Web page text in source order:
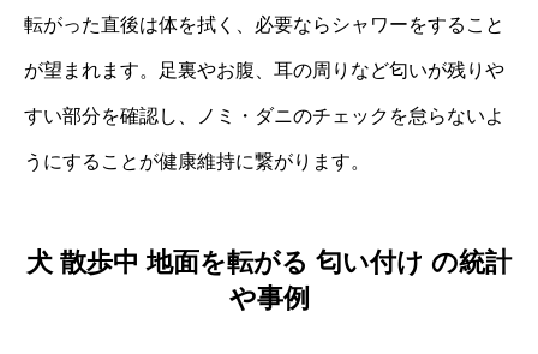
転がった直後は体を拭く、必要ならシャワーをすること
が望まれます。足裏やお腹、耳の周りなど匂いが残りや
すい部分を確認し、ノミ・ダニのチェックを怠らないよ
うにすることが健康維持に繋がります。
犬 散歩中 地面を転がる 匂い付け の統計
や事例